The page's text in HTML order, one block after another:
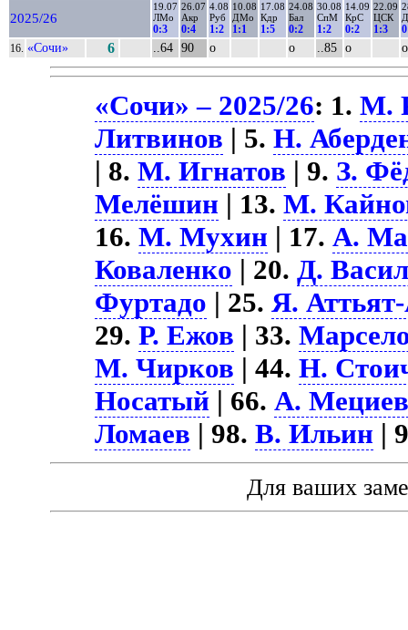
2025/26
19.07
ЛМо
0:3
26.07
Акр
0:4
4.08
Руб
1:2
10.08
ДМо
1:1
17.08
Кдр
1:5
24.08
Бал
0:2
30.08
СпМ
1:2
14.09
КрС
0:2
22.09
ЦСК
1:3
16. «Сочи» 6 ..64 90 о о ..85 о о
«Сочи» – 2025/26: 1.М.
Литвинов | 5.Н.
| 8.М. Игнатов | 9. З.
Мелёшин | 13.М.
16.М. Мухин | 17.А.
Коваленко | 20.Д.
Фуртадо | 25.Я.
29.Р. Ежов | 33.
М. Чирков | 44.Н.
Носатый | 66.А.
Ломаев | 98.В. Ильин |
Для ваших